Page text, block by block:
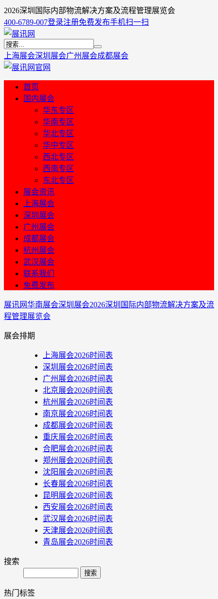
​2026深圳国际内部物流解决方案及流程管理展览会
400-6789-007登录注册免费发布手机扫一扫
上海展会深圳展会广州展会成都展会
首页
国内展会
华东专区
华南专区
华北专区
华中专区
西北专区
西南专区
东北专区
展会资讯
上海展会
深圳展会
广州展会
成都展会
杭州展会
武汉展会
联系我们
免费发布
展讯网华南展会深圳展会​2026深圳国际内部物流解决方案及流
程管理展览会
展会排期
上海展会2026时间表
深圳展会2026时间表
广州展会2026时间表
北京展会2026时间表
杭州展会2026时间表
南京展会2026时间表
成都展会2026时间表
重庆展会2026时间表
合肥展会2026时间表
郑州展会2026时间表
沈阳展会2026时间表
长春展会2026时间表
昆明展会2026时间表
西安展会2026时间表
武汉展会2026时间表
天津展会2026时间表
青岛展会2026时间表
搜索
Search
热门标签